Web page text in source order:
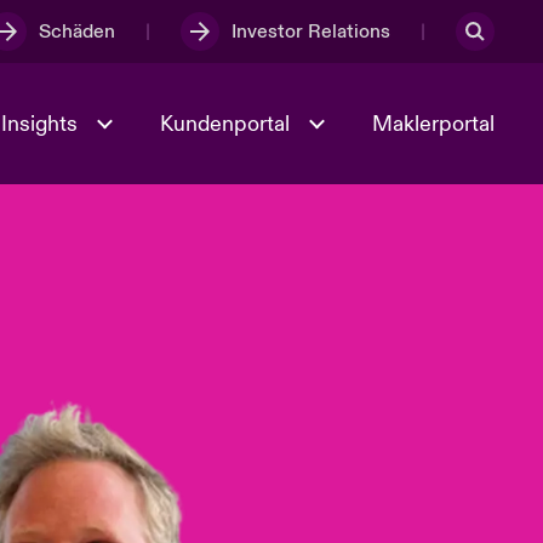
Schäden Investor Relations
Kundenportal Maklerportal